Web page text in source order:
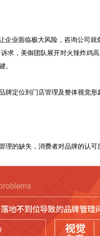
企业面临极大风险，咨询公司
求，美御团队展开对火辣炸鸡
牌定位到门店管理及整体视觉形
理的缺失，消费者对品牌的认可